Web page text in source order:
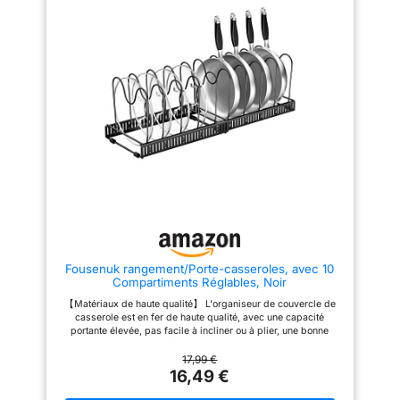
pour un tri efficace, ce range-
couverts vous permet
d'identifier et de saisir
facilement les ustensiles dont
vous avez besoin Matériau
haute qualité : Fabriqué en PP
premium robuste et épais, ce
range-couverts est garanti sans
d'entretien : Ce range-couverts
ergonomique permettant de le
manipuler facilement. Pour
l'entretien, un simple rinçage à
l'eau suffit pour éliminer les
taches. Ne pas mettre au lave-
vaisselle
nettoyer : il suffit de le rincer ou
de l’essuyer. Un cadeau
pratique et attentionné pour vos
proches, idéal pour les fêtes ou
les pendaisons de crémaillère.
CAPACITÉ DE RANGEMENT
MAXIMISÉE: Euqvunn les
plateaux à couverts améliorés
offrent 9 compartiments et 2
COUTEAUX : Ce plateau à
couverts pour tiroirs de cuisine
amovibles pour un accès facile
et une protection des lames. Les
fentes individuelles gardent les
être démonté pour un rangement
Fousenuk rangement/Porte-casseroles, avec 10
Compartiments Réglables, Noir
【Matériaux de haute qualité】 L'organiseur de couvercle de
casserole est en fer de haute qualité, avec une capacité
portante élevée, pas facile à incliner ou à plier, une bonne
lourdes, robustes et durables. 【 Rainures amovibles en forme
de U 】 Le support de casserole dispose de 10 séparateurs de
rainures amovibles en forme de U, qui peuvent être ajustés
pour s'adapter à différentes largeurs d'articles, et la
17,99 €
16,49 €